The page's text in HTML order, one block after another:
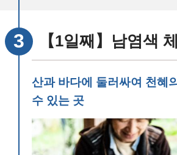
【1일째】남염색
산과 바다에 둘러싸여 천혜
수 있는 곳